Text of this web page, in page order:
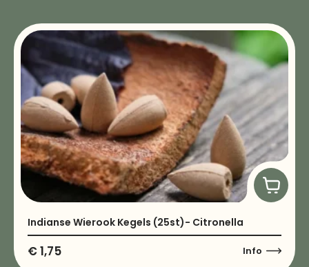
Indianse Wierook Kegels (25st)- Citronella
€1,75 Info